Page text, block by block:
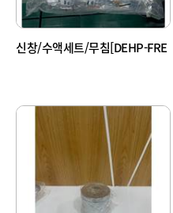
신창/수액세트/무침[DEHP-FRE